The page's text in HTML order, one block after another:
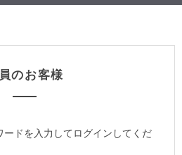
のお客様
ードを入力してログインしてくだ